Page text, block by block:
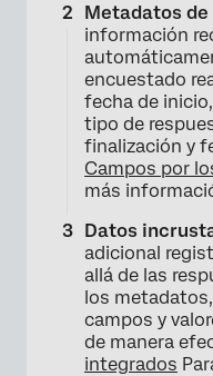
Metadatos de
información
encuestado
fecha de
tipo de
finalización y
Campos por
más
Datos
adicional
allá de las
los
campos y
de manera
integrados